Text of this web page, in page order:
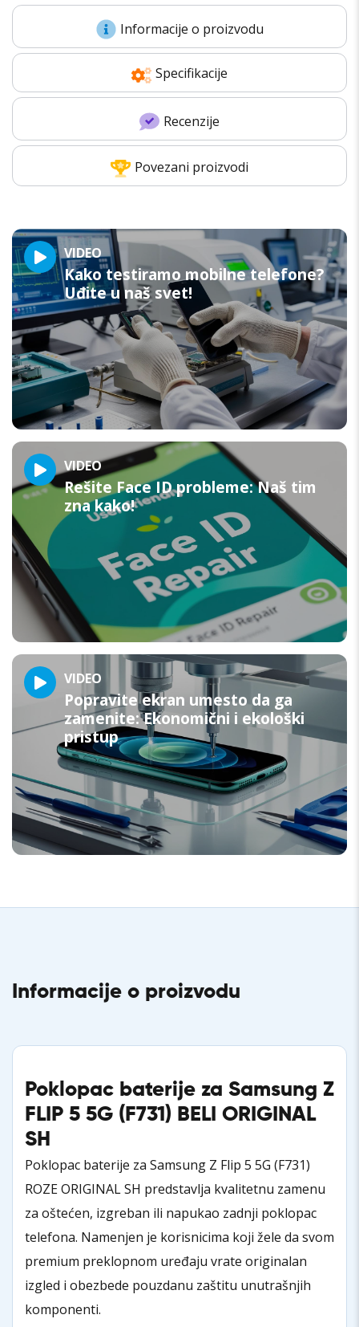
Informacije o proizvodu
Specifikacije
Recenzije
Povezani proizvodi
VIDEO
Kako testiramo mobilne telefone?
Uđite u naš svet!
VIDEO
Rešite Face ID probleme: Naš tim
zna kako!
VIDEO
Popravite ekran umesto da ga
zamenite: Ekonomični i ekološki
pristup
Informacije o proizvodu
Poklopac baterije za Samsung Z
FLIP 5 5G (F731) BELI ORIGINAL
SH
Poklopac baterije za Samsung Z Flip 5 5G (F731)
ROZE ORIGINAL SH predstavlja kvalitetnu zamenu
za oštećen, izgreban ili napukao zadnji poklopac
telefona. Namenjen je korisnicima koji žele da svom
premium preklopnom uređaju vrate originalan
izgled i obezbede pouzdanu zaštitu unutrašnjih
komponenti.